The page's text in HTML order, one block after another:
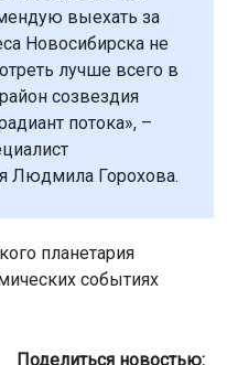
планетария
событиях
Поделиться новостью:
Читать все